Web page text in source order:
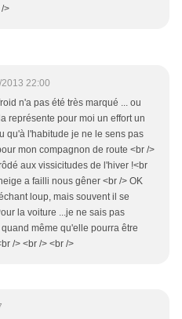
>
22:00
n'a pas été très marqué ... ou
représente pour moi un effort un
qu'à l'habitude je ne le sens pas
mon compagnon de route <br />
aux vissicitudes de l'hiver !<br
a failli nous gêner <br /> OK
loup, mais souvent il se
la voiture ...je ne sais pas
même qu'elle pourra être
/> <br /> <br />